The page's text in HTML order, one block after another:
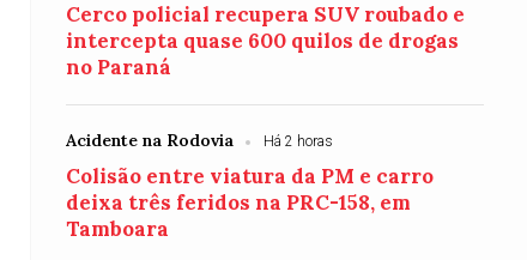
Cerco policial recupera SUV roubado e
intercepta quase 600 quilos de drogas
no Paraná
Acidente na Rodovia Há 2 horas
Colisão entre viatura da PM e carro
deixa três feridos na PRC-158, em
Tamboara